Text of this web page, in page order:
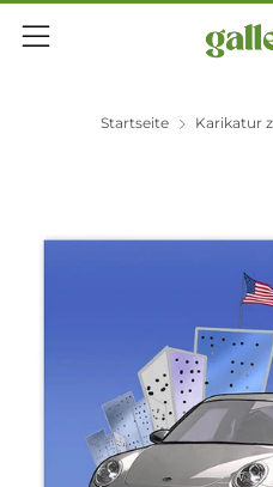
Menü
Startseite Karikatur